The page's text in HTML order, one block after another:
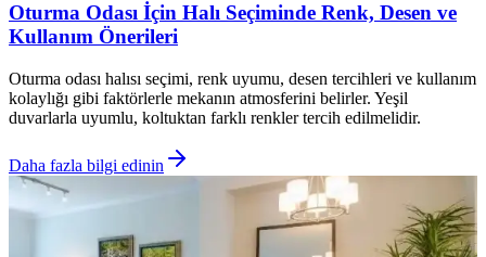
Oturma Odası İçin Halı Seçiminde Renk, Desen ve
Kullanım Önerileri
Oturma odası halısı seçimi, renk uyumu, desen tercihleri ve kullanım
kolaylığı gibi faktörlerle mekanın atmosferini belirler. Yeşil
duvarlarla uyumlu, koltuktan farklı renkler tercih edilmelidir.
Daha fazla bilgi edinin